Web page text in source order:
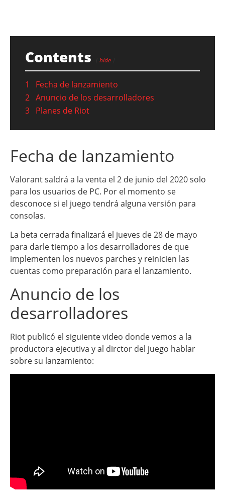
Contents hide
1
Fecha de lanzamiento
2 Anuncio de los desarrolladores
3 Planes de Riot
Fecha de lanzamiento
Valorant saldrá a la venta el 2 de junio del 2020 solo
para los usuarios de PC. Por el momento se
desconoce si el juego tendrá alguna versión para
consolas.
La beta cerrada finalizará el jueves de 28 de mayo
para darle tiempo a los desarrolladores de que
implementen los nuevos parches y reinicien las
cuentas como preparación para el lanzamiento.
Anuncio de los
desarrolladores
Riot publicó el siguiente video donde vemos a la
productora ejecutiva y al dirctor del juego hablar
sobre su lanzamiento: